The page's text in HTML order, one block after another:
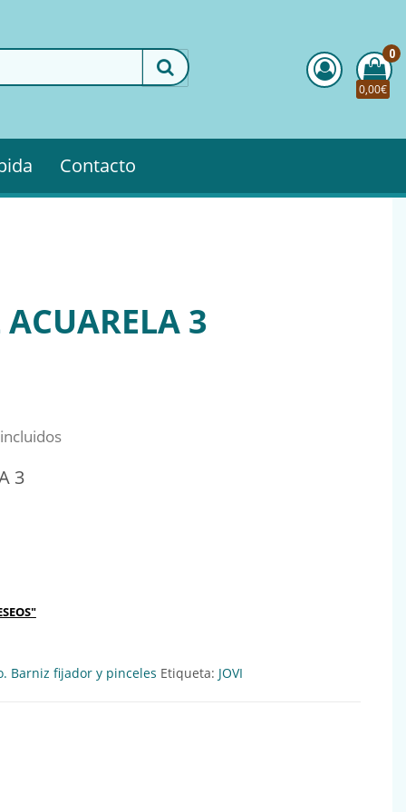
0
0,00€
Contacto
3
3
Barniz fijador y pinceles Etiqueta: JOVI